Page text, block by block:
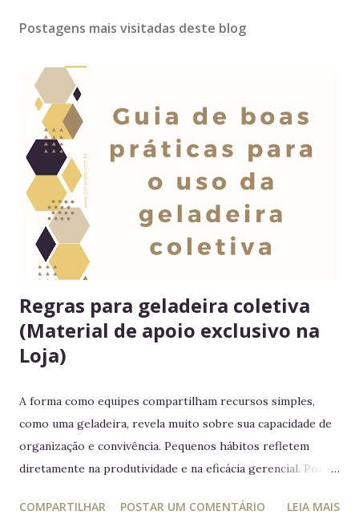
Postagens mais visitadas deste blog
Regras para geladeira coletiva
(Material de apoio exclusivo na
Loja)
A forma como equipes compartilham recursos simples,
como uma geladeira, revela muito sobre sua capacidade de
organização e convivência. Pequenos hábitos refletem
diretamente na produtividade e na eficácia gerencial. Por
da educação estratégica e gerencial : respeito ao espaço
COMPARTILHAR POSTAR UM COMENTÁRIO LEIA MAIS